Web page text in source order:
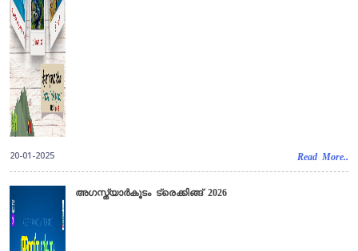
20-01-2025 Read More..
അഗസ്ത്യാർകൂടം ട്രെക്കിങ്ങ് 2026